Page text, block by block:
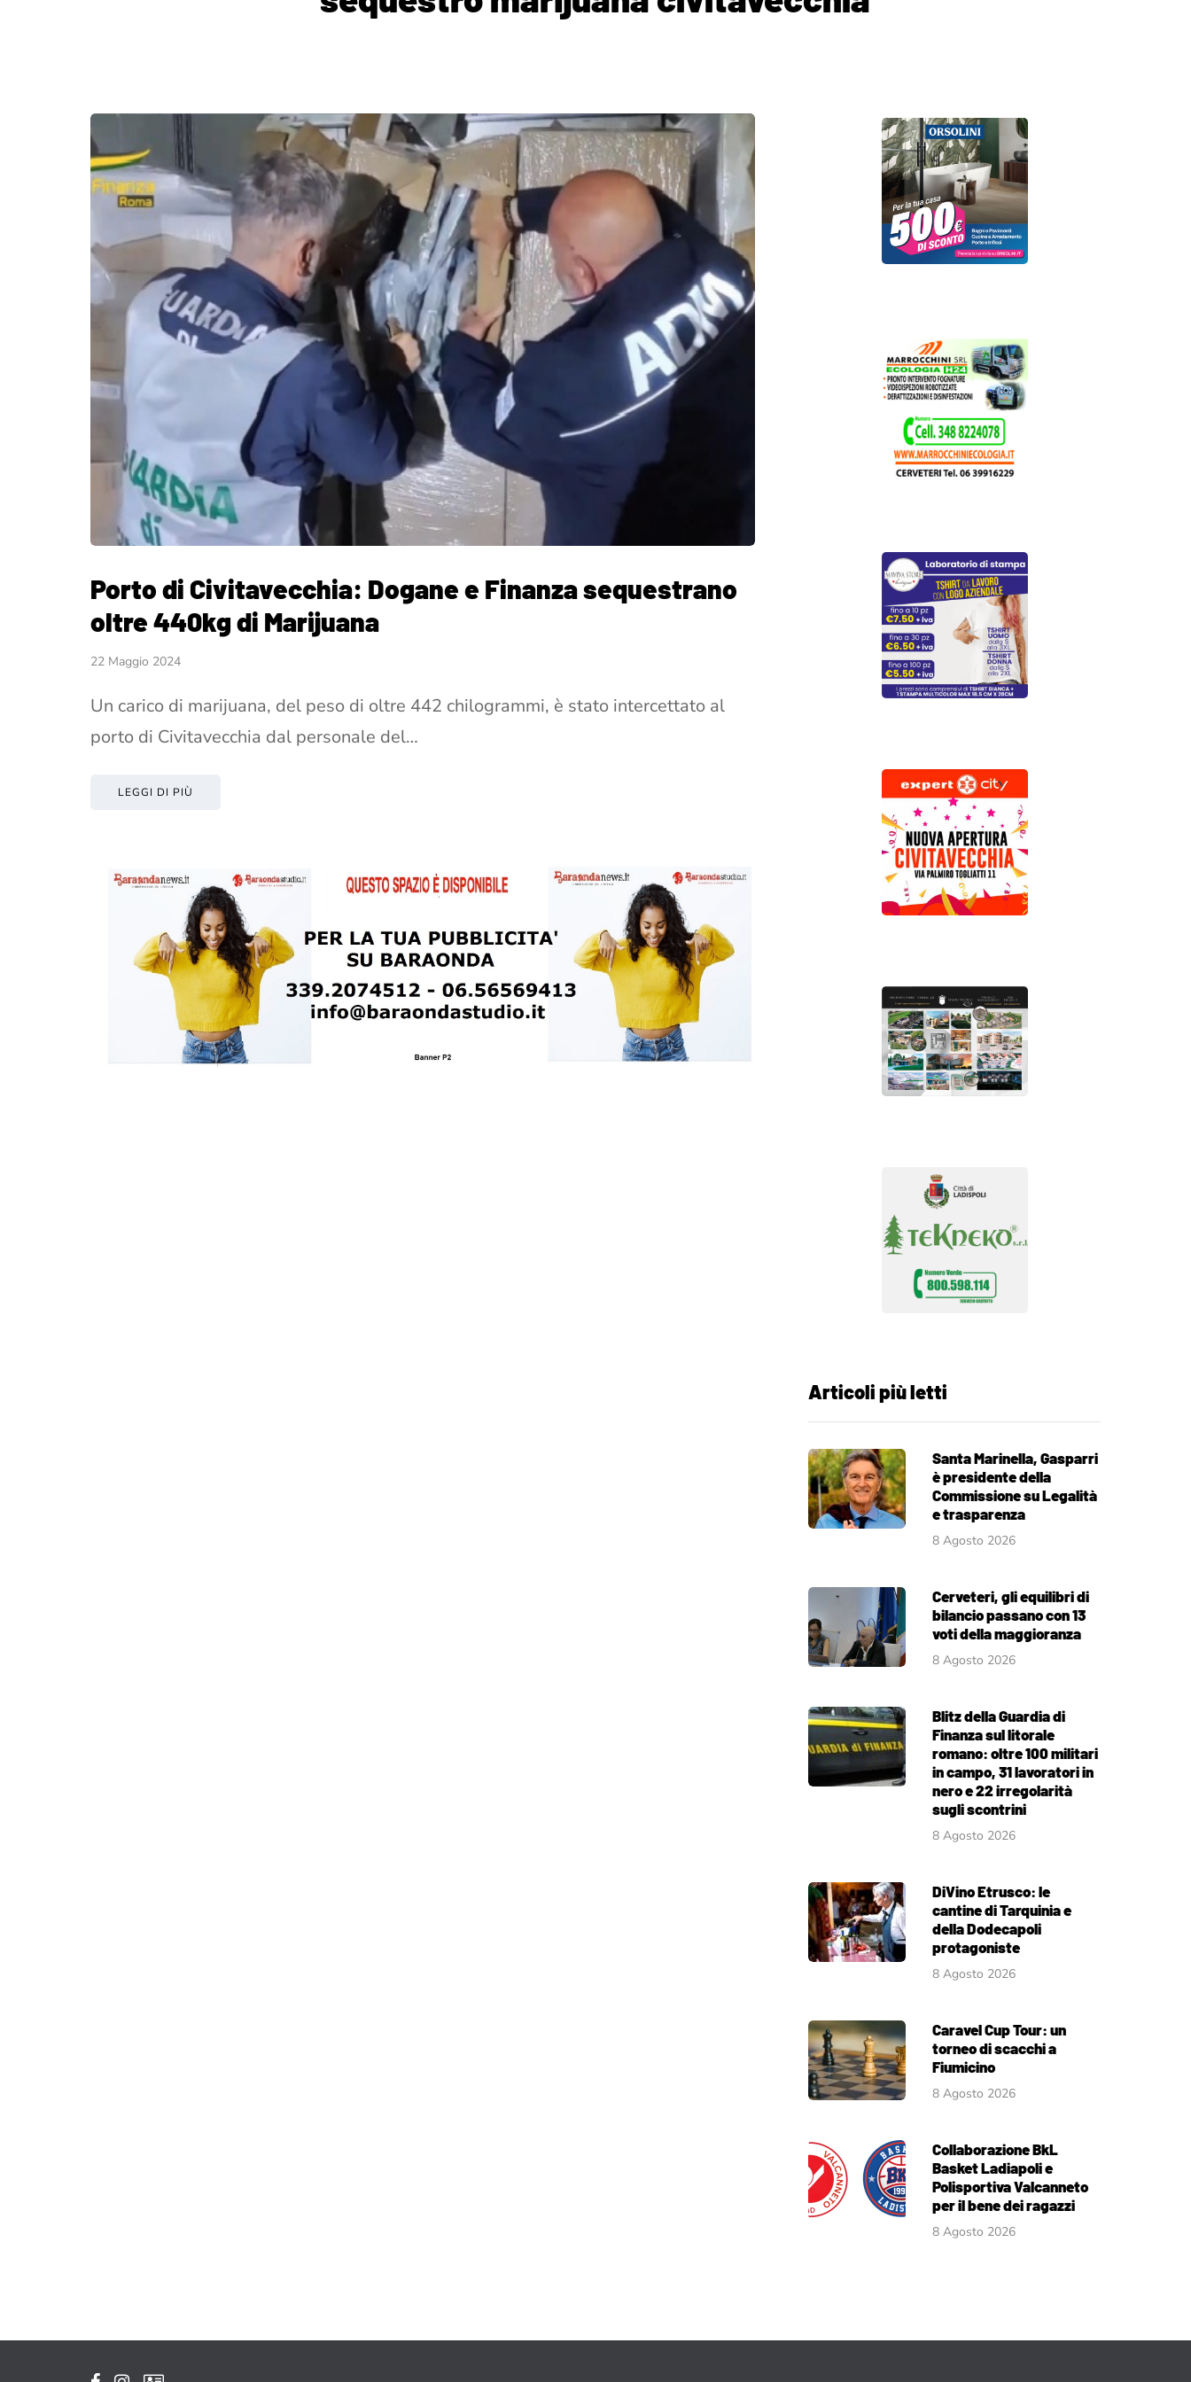
Porto di Civitavecchia: Dogane e Finanza sequestrano
oltre 440kg di Marijuana
22 Maggio 2024
Un carico di marijuana, del peso di oltre 442 chilogrammi, è stato intercettato al
porto di Civitavecchia dal personale del…
LEGGI DI PIÙ
Articoli più letti
Santa Marinella, Gasparri
è presidente della
Commissione su Legalità
e trasparenza
8 Agosto 2026
Cerveteri, gli equilibri di
bilancio passano con 13
voti della maggioranza
8 Agosto 2026
Blitz della Guardia di
Finanza sul litorale
romano: oltre 100 militari
in campo, 31 lavoratori in
nero e 22 irregolarità
sugli scontrini
8 Agosto 2026
DiVino Etrusco: le
cantine di Tarquinia e
della Dodecapoli
protagoniste
8 Agosto 2026
Caravel Cup Tour: un
torneo di scacchi a
Fiumicino
8 Agosto 2026
Collaborazione BkL
Basket Ladiapoli e
Polisportiva Valcanneto
per il bene dei ragazzi
8 Agosto 2026